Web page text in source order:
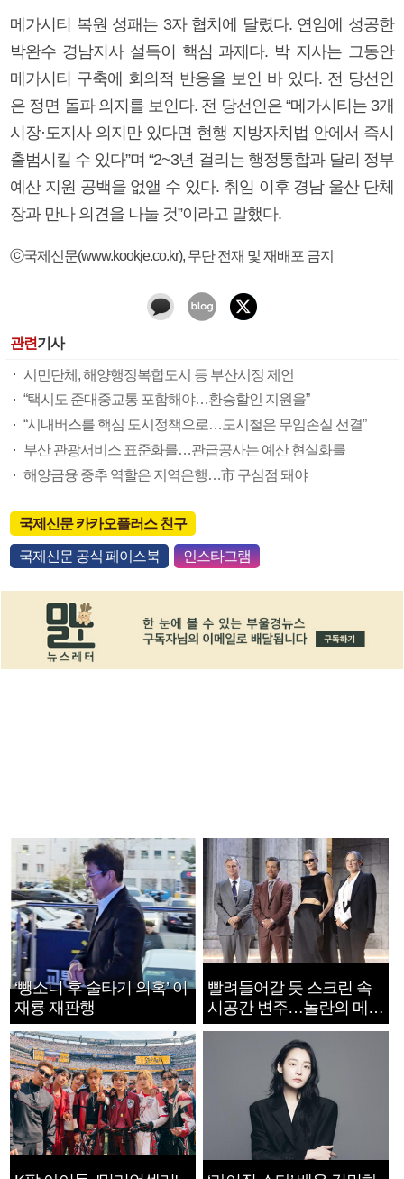
메가시티 복원 성패는 3자 협치에 달렸다. 연임에 성공한
박완수 경남지사 설득이 핵심 과제다. 박 지사는 그동안
메가시티 구축에 회의적 반응을 보인 바 있다. 전 당선인
은 정면 돌파 의지를 보인다. 전 당선인은 “메가시티는 3개
시장·도지사 의지만 있다면 현행 지방자치법 안에서 즉시
출범시킬 수 있다”며 “2~3년 걸리는 행정통합과 달리 정부
예산 지원 공백을 없앨 수 있다. 취임 이후 경남 울산 단체
장과 만나 의견을 나눌 것”이라고 말했다.
ⓒ국제신문(www.kookje.co.kr), 무단 전재 및 재배포 금지
관련기사
시민단체, 해양행정복합도시 등 부산시정 제언
“택시도 준대중교통 포함해야…환승할인 지원을”
“시내버스를 핵심 도시정책으로…도시철은 무임손실 선결”
부산 관광서비스 표준화를…관급공사는 예산 현실화를
해양금융 중추 역할은 지역은행…市 구심점 돼야
국제신문 카카오플러스 친구
국제신문 공식 페이스북 인스타그램
‘뺑소니 후 술타기 의혹’ 이
재룡 재판행
빨려들어갈 듯 스크린 속
시공간 변주…놀란의 메시
지는 ‘전쟁 속죄’